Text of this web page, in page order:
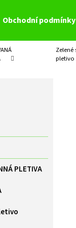
Obchodní podmínky
pletivo
PLETIVA